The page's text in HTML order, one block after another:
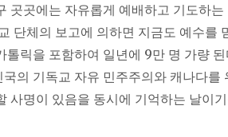
곳곳에는 자유롭게 예배하고 기도하
단체의 보고에 의하면 지금도 예수를
톨릭을 포함하여 일년에 9만 명 가량
의 기독교 자유 민주주의와 캐나다를
사명이 있음을 동시에 기억하는 날이